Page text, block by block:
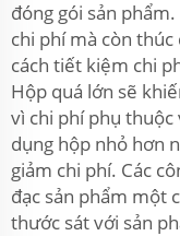
đóng gói sản
chi phí mà còn
cách tiết kiệm chi
Hộp quá lớn sẽ
vì chi phí phụ
dụng hộp nhỏ hơn
giảm chi phí. Các
đạc sản phẩm một
thước sát với sản